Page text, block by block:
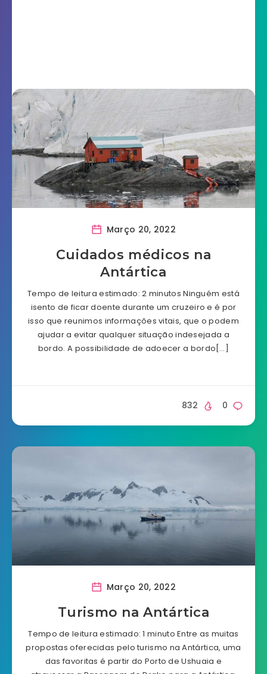
Março 20, 2022
Cuidados médicos na
Antártica
Tempo de leitura estimado: 2 minutos Ninguém está
isento de ficar doente durante um cruzeiro e é por
isso que reunimos informações vitais, que o podem
ajudar a evitar qualquer situação indesejada a
bordo. A possibilidade de adoecer a bordo[…]
0
832
Março 20, 2022
Turismo na Antártica
Tempo de leitura estimado: 1 minuto Entre as muitas
propostas oferecidas pelo turismo na Antártica, uma
das favoritas é partir do Porto de Ushuaia e